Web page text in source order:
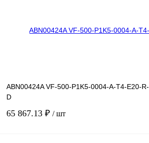
ABN00424A VF-500-P1K5-0004-A-T4-E20-
D
65 867.13 ₽ / шт